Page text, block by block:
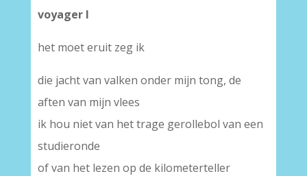
voyager I
het moet eruit zeg ik
die jacht van valken onder mijn tong, de
aften van mijn vlees
ik hou niet van het trage gerollebol van een
studieronde
of van het lezen op de kilometerteller